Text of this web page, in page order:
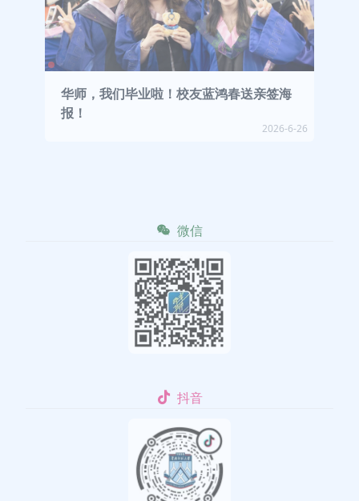
华师，我们毕业啦！校友蓝鸿春送亲签海
报！
2026-6-26
微信
抖音